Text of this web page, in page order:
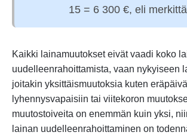
15 = 6 300 €, eli
Kaikki lainamuutokset eivät vaadi koko
uudelleenrahoittamista, vaan nykyiseen
joitakin yksittäismuutoksia kuten
lyhennysvapaisiin tai viitekoron
muutostoiveita on enemmän kuin yksi,
lainan uudelleenrahoittaminen on